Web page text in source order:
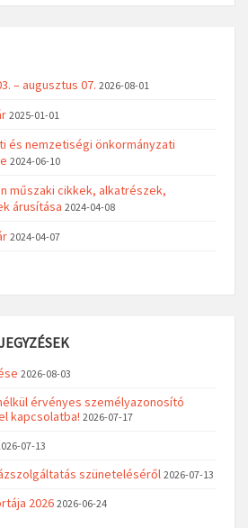
– augusztus 07. 2026-08-01
2025-01-01
és nemzetiségi önkormányzati
2024-06-10
műszaki cikkek, alkatrészek,
árusítása 2024-04-08
2024-04-07
2026-08-03
érvényes személyazonosító
kapcsolatba! 2026-07-17
07-13
szüneteléséről 2026-07-13
2026 2026-06-24